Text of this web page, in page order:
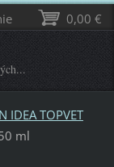
IDEA TOPVET
ml
0,00 €